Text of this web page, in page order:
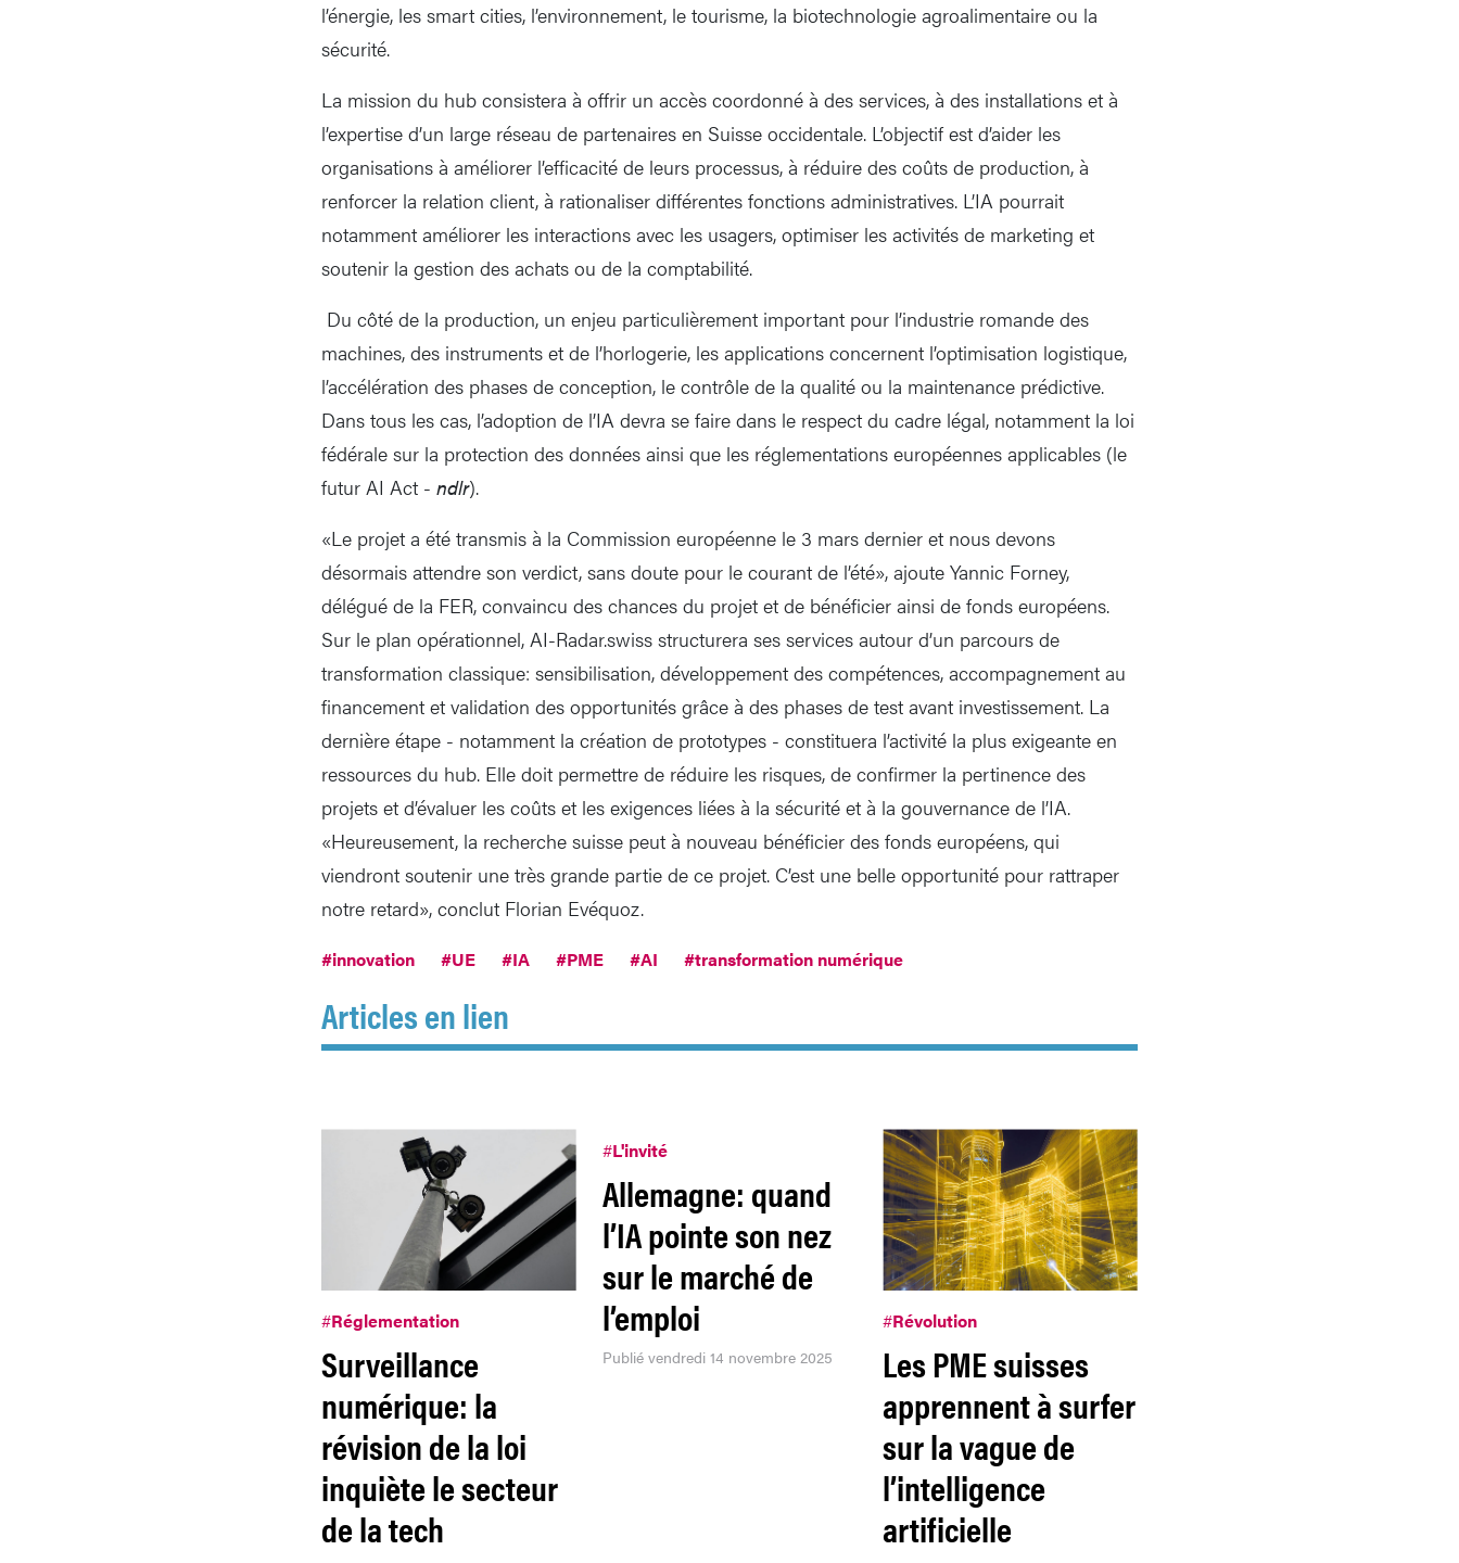
l’énergie, les smart cities, l’environnement, le tourisme, la biotechnologie agroalimentaire ou la
sécurité.
La mission du hub consistera à offrir un accès coordonné à des services, à des installations et à
l’expertise d’un large réseau de partenaires en Suisse occidentale. L’objectif est d’aider les
organisations à améliorer l’efficacité de leurs processus, à réduire des coûts de production, à
renforcer la relation client, à rationaliser différentes fonctions administratives. L’IA pourrait
notamment améliorer les interactions avec les usagers, optimiser les activités de marketing et
soutenir la gestion des achats ou de la comptabilité.
Du côté de la production, un enjeu particulièrement important pour l’industrie romande des
machines, des instruments et de l’horlogerie, les applications concernent l’optimisation logistique,
l’accélération des phases de conception, le contrôle de la qualité ou la maintenance prédictive.
Dans tous les cas, l’adoption de l’IA devra se faire dans le respect du cadre légal, notamment la loi
fédérale sur la protection des données ainsi que les réglementations européennes applicables (le
futur AI Act - ndlr).
«Le projet a été transmis à la Commission européenne le 3 mars dernier et nous devons
désormais attendre son verdict, sans doute pour le courant de l’été», ajoute Yannic Forney,
délégué de la FER, convaincu des chances du projet et de bénéficier ainsi de fonds européens.
Sur le plan opérationnel, AI-Radar.swiss structurera ses services autour d’un parcours de
transformation classique: sensibilisation, développement des compétences, accompagnement au
financement et validation des opportunités grâce à des phases de test avant investissement. La
dernière étape - notamment la création de prototypes - constituera l’activité la plus exigeante en
ressources du hub. Elle doit permettre de réduire les risques, de confirmer la pertinence des
projets et d’évaluer les coûts et les exigences liées à la sécurité et à la gouvernance de l’IA.
«Heureusement, la recherche suisse peut à nouveau bénéficier des fonds européens, qui
viendront soutenir une très grande partie de ce projet. C’est une belle opportunité pour rattraper
notre retard», conclut Florian Evéquoz.
#innovation #UE #IA #PME #AI #transformation numérique
Articles en lien
#Réglementation
Surveillance
numérique: la
révision de la loi
inquiète le secteur
de la tech
#L'invité
Allemagne: quand
l’IA pointe son nez
sur le marché de
l’emploi
Publié vendredi 14 novembre 2025
#Révolution
Les PME suisses
apprennent à surfer
sur la vague de
l’intelligence
artificielle